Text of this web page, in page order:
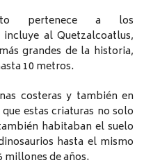
pertenece a los
al Quetzalcoatlus,
grandes de la historia,
10 metros.
costeras y también en
estas criaturas no solo
habitaban el suelo
hasta el mismo
millones de años.